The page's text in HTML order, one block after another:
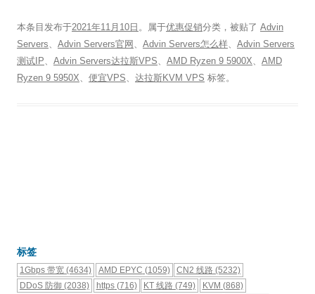
本条目发布于2021年11月10日 。属于优惠促销分类，被贴了 Advin
Servers、 Advin Servers官网 、 Advin Servers怎么样、 Advin Servers
测试IP、 Advin Servers达拉斯VPS、 AMD Ryzen 9 5900X、 AMD
Ryzen 9 5950X、 便宜VPS、 达拉斯KVM VPS 标签。
标签
1Gbps 带宽 (4634) AMD EPYC (1059) CN2 线路 (5232)
DDoS 防御 (2038) https(716) KT 线路 (749) KVM (868)